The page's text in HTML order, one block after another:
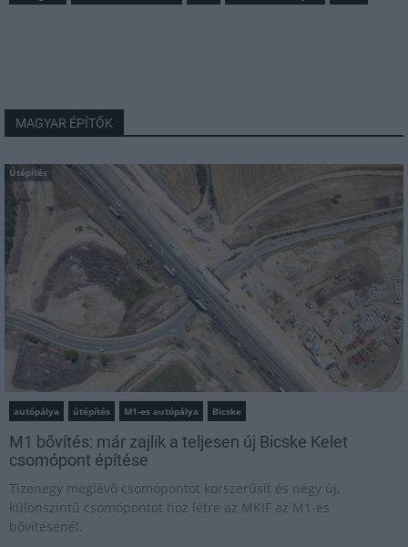
MAGYAR ÉPÍTŐK
Útépítés
autópálya útépítés M1-es autópálya Bicske
M1 bővítés: már zajlik a teljesen új Bicske Kelet
csomópont építése
Tizenegy meglévő csomópontot korszerűsít és négy új,
különszintű csomópontot hoz létre az MKIF az M1-es
bővítésénél.